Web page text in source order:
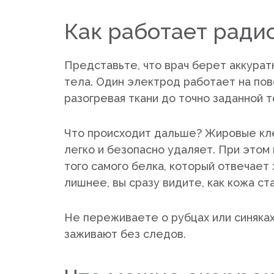
Как работает
Представьте, что врач берет
тела. Один электрод работает на
разогревая ткани до точно заданной
Что происходит дальше? Жировые
легко и безопасно удаляет. При этом
того самого белка, который
лишнее, вы сразу видите, как кожа
Не переживаете о рубцах или
заживают без следов.